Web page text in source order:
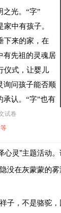
俱绝。
雪，
言。甲、乙两文
可观，皆有可
糟：食酒糟。②
面的句子填入上
可以饱
之光。“字”
家中有孩子。
下来的家，在
有先祖的灵魂居
仪式，让婴儿
询问孩子能否顺
承认。“字”也有
出“滋养”的含
载
词典》中“载”
试卷
心灵”主题活动
没在灰蒙蒙的
子，不是骆驼